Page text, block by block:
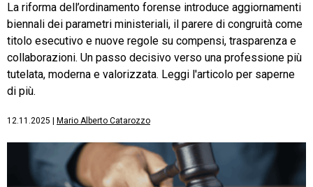
La riforma dell’ordinamento forense introduce aggiornamenti
biennali dei parametri ministeriali, il parere di congruità come
titolo esecutivo e nuove regole su compensi, trasparenza e
collaborazioni. Un passo decisivo verso una professione più
tutelata, moderna e valorizzata. Leggi l'articolo per saperne
di più.
12.11.2025 Mario Alberto Catarozzo